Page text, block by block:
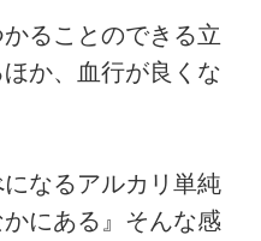
ることのできる立
か、血行が良くな
なるアルカリ単純
にある』そんな感